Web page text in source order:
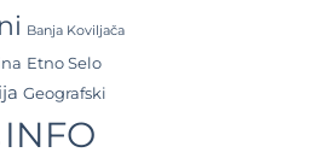
Banja Koviljača
Etno Selo
Geografski
INFO